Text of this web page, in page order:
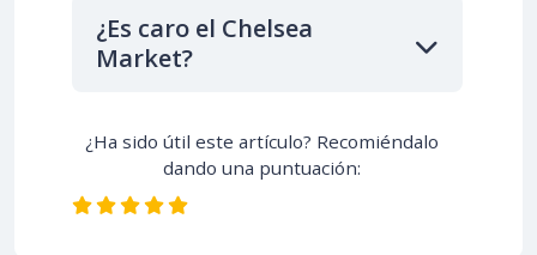
¿Es caro el Chelsea
Market?
¿Ha sido útil este artículo? Recomiéndalo
dando una puntuación: